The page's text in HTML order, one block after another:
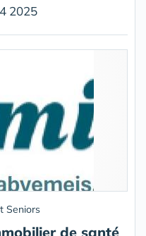
2025
Seniors
de santé